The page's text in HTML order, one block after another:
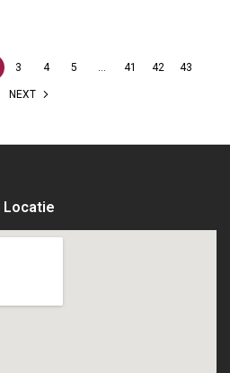
3 4 5 … 41 42 43
NEXT
Locatie